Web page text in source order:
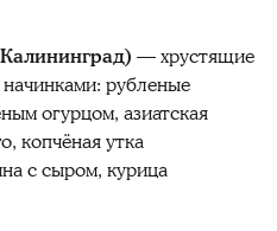
— хрустящие
рубленые
огурцом, азиатская
копчёная утка
с сыром, курица